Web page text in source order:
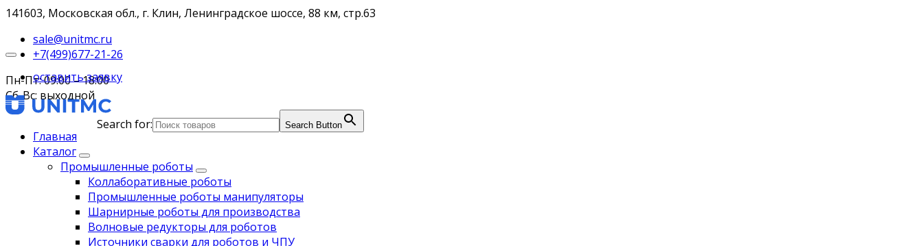
141603, Московская обл., г. Клин, Ленинградское шоссе, 88 км, стр.63
sale@unitmc.ru
+7(499)677-21-26
Пн-Пт: 09:00 – 18:00
Сб-Вс: выходной
Search for:
Search Button
оставить заявку
Главная
Каталог
Промышленные роботы
Коллаборативные роботы
Промышленные роботы манипуляторы
Шарнирные роботы для производства
Волновые редукторы для роботов
Источники сварки для роботов и ЧПУ